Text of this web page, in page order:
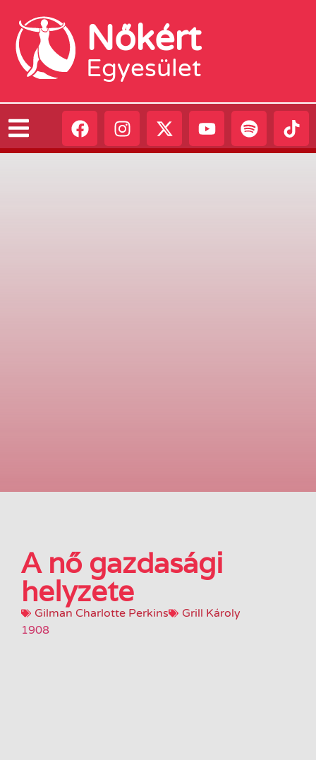
Nőkért
Egyesület
A nő gazdasági
helyzete
Gilman Charlotte Perkins
Grill Károly
1908